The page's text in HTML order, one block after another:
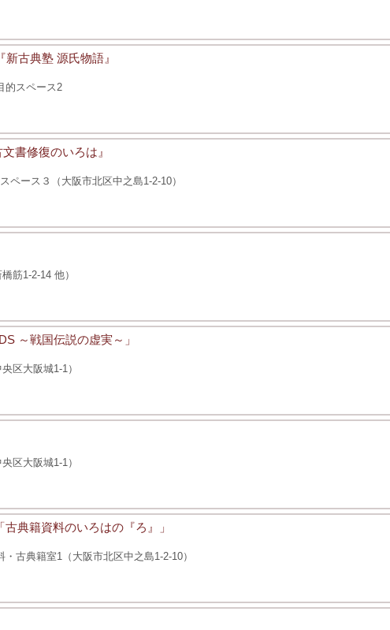
古典塾 源氏物語』
的スペース2
書修復のいろは』
ペース３（大阪市北区中之島1-2-10）
筋1-2-14 他）
～戦国伝説の虚実～」
区大阪城1-1）
区大阪城1-1）
典籍資料のいろはの『ろ』」
古典籍室1（大阪市北区中之島1-2-10）